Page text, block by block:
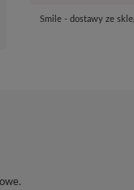
Smile - dostawy ze